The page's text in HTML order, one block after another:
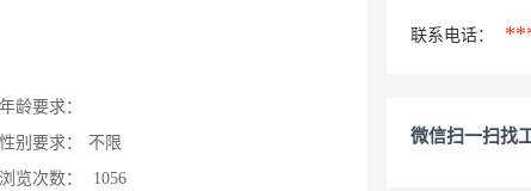
年龄要求：
性别要求：
不限
浏览次数：
1056
联系电话：
微信扫一扫找